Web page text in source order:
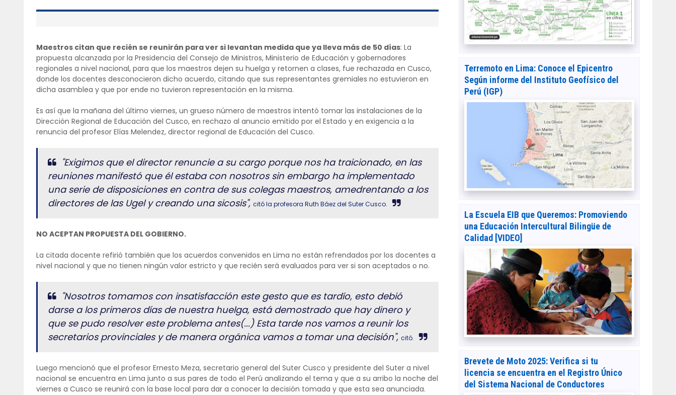
Maestros citan que recién se reunirán para ver si levantan medida que ya lleva más de 50 días: La
propuesta alcanzada por la Presidencia del Consejo de Ministros, Ministerio de Educación y gobernadores
regionales a nivel nacional, para que los maestros dejen su huelga y retornen a clases, fue rechazada en Cusco,
donde los docentes desconocieron dicho acuerdo, citando que sus representantes gremiales no estuvieron en
dicha asamblea y que por ende no tuvieron representación en la misma.
Es así que la mañana del último viernes, un grueso número de maestros intentó tomar las instalaciones de la
Dirección Regional de Educación del Cusco, en rechazo al anuncio emitido por el Estado y en exigencia a la
renuncia del profesor Elías Melendez, director regional de Educación del Cusco.
"Exigimos que el director renuncie a su cargo porque nos ha traicionado, en las
reuniones manifestó que él estaba con nosotros sin embargo ha implementado
una serie de disposiciones en contra de sus colegas maestros, amedrentando a los
directores de las Ugel y creando una sicosis", citó la profesora Ruth Báez del Suter Cusco.
NO ACEPTAN PROPUESTA DEL GOBIERNO.
La citada docente refirió también que los acuerdos convenidos en Lima no están refrendados por los docentes a
nivel nacional y que no tienen ningún valor estricto y que recién será evaluados para ver si son aceptados o no.
"Nosotros tomamos con insatisfacción este gesto que es tardío, esto debió
darse a los primeros días de nuestra huelga, está demostrado que hay dinero y
que se pudo resolver este problema antes(...) Esta tarde nos vamos a reunir los
secretarios provinciales y de manera orgánica vamos a tomar una decisión", citó.
Luego mencionó que el profesor Ernesto Meza, secretario general del Suter Cusco y presidente del Suter a nivel
nacional se encuentra en Lima junto a sus pares de todo el Perú analizando el tema y que a su arribo la noche del
viernes a Cusco se reunirá con la base local para dar a conocer la decisión tomada y que esta sea anunciada.
Terremoto en Lima: Conoce el Epicentro
Según informe del Instituto Geofísico del
Perú (IGP)
La Escuela EIB que Queremos: Promoviendo
una Educación Intercultural Bilingüe de
Calidad [VIDEO]
Brevete de Moto 2025: Verifica si tu
licencia se encuentra en el Registro Único
del Sistema Nacional de Conductores